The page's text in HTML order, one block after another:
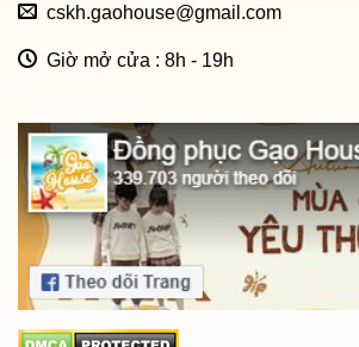
cskh.gaohouse@gmail.com
Giờ mở cửa : 8h - 19h